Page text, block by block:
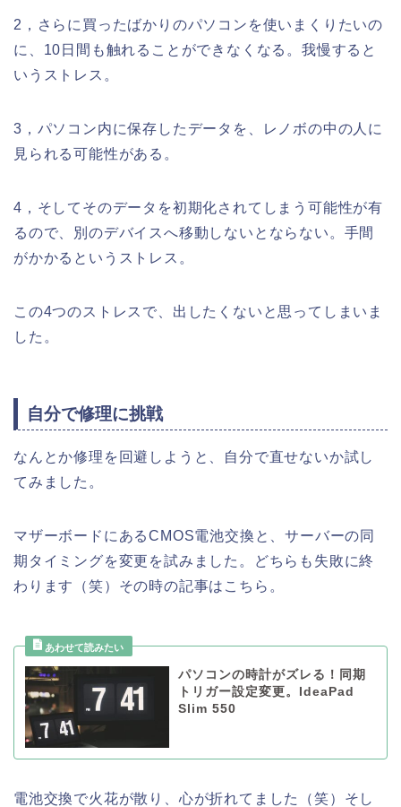
2，さらに買ったばかりのパソコンを使いまくりたいの
に、10日間も触れることができなくなる。我慢すると
いうストレス。
3，パソコン内に保存したデータを、レノボの中の人に
見られる可能性がある。
4，そしてそのデータを初期化されてしまう可能性が有
るので、別のデバイスへ移動しないとならない。手間
がかかるというストレス。
この4つのストレスで、出したくないと思ってしまいま
した。
自分で修理に挑戦
なんとか修理を回避しようと、自分で直せないか試し
てみました。
マザーボードにあるCMOS電池交換と、サーバーの同
期タイミングを変更を試みました。どちらも失敗に終
わります（笑）その時の記事はこちら。
パソコンの時計がズレる！同期
トリガー設定変更。IdeaPad
Slim 550
電池交換で火花が散り、心が折れてました（笑）そし